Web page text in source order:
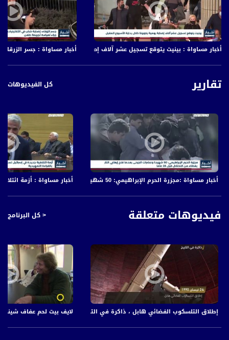
أخبار مساواة : جسر
أخبار مساواة : بينيت يتوقع تسجيل عشر آلاف إصابة يومية بكورونا خلال بداية
تقارير كل الفيديوهات
أخبار مساواة : أزمة ائتلافية في أخبار مساواة :مجزرة الحرم الإبراهيمي: 50 شهيدا وعشرات الجرحى
فيديوهات متعلقة < كل البرنامج
لايف بيت لحم عفاف شيني - بيت
إطلاق التلسكوب الفضائي هابل ، ذاكرة في التاريخ،في مثل هذا اليوم ،24.4.2018 ،قناة مساواة